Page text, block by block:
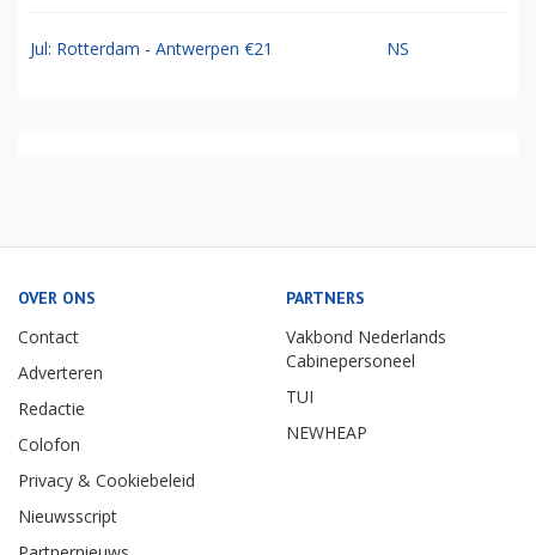
Jul: Rotterdam - Antwerpen €21 NS
OVER ONS
Contact
Adverteren
Redactie
Colofon
Privacy & Cookiebeleid
Nieuwsscript
PARTNERS
Vakbond Nederlands
Cabinepersoneel
TUI
NEWHEAP